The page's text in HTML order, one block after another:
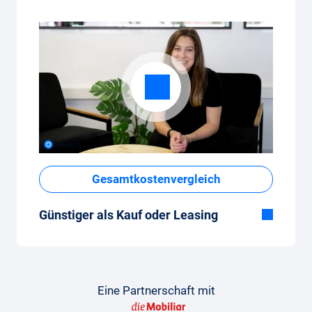
Gesamtkostenvergleich
Günstiger als Kauf oder Leasing
Leasing oder Neuwagenkauf tief.
So gelingt der Vergleich
Eine Partnerschaft mit